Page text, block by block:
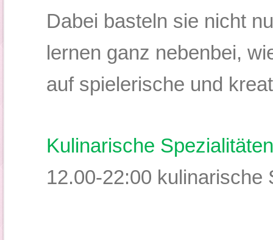
Dabei basteln sie nicht
lernen ganz nebenbei,
auf spielerische und
Kulinarische Spezialitäten
12.00-22:00 kulinarische